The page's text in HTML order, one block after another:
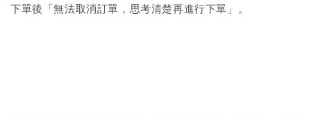
下單後「無法取消訂單，思考清楚再進行下單」。